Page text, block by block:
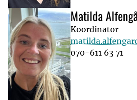
Matilda
Koordinator
070-611 63 71